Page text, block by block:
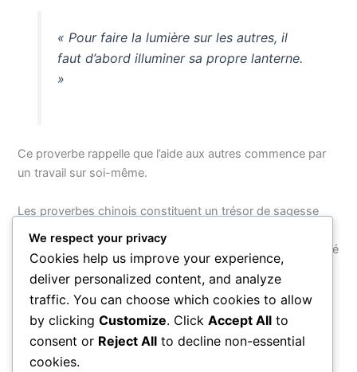
« Pour faire la lumière sur les autres, il
faut d’abord illuminer sa propre lanterne.
»
Ce proverbe rappelle que l’aide aux autres commence par
un travail sur soi-même.
Les proverbes chinois constituent un trésor de sagesse
inépuisable, façonné au fil de millénaires par des penseurs,
des paysans, des marchands et des lettrés qui ont cherché
à comprendre la nature humaine et le mouvement du
monde. Leur universalité témoigne de la profondeur d’une
civilisation qui a su, mieux que beaucoup d’autres, distiller
l’essentiel de l’expérience humaine en quelques mots
lumineux.
We respect your privacy
Cookies help us improve your experience,
deliver personalized content, and analyze
traffic. You can choose which cookies to allow
by clicking Customize. Click Accept All to
consent or Reject All to decline non-essential
cookies.